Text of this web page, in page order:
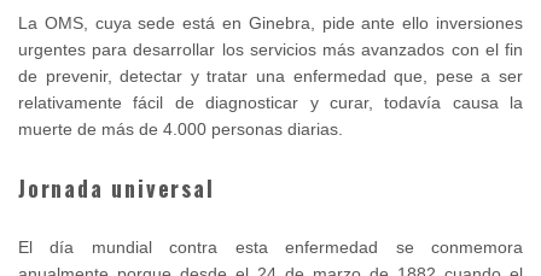
La OMS, cuya sede está en Ginebra, pide ante ello inversiones
urgentes para desarrollar los servicios más avanzados con el fin
de prevenir, detectar y tratar una enfermedad que, pese a ser
relativamente fácil de diagnosticar y curar, todavía causa la
muerte de más de 4.000 personas diarias.
Jornada universal
El día mundial contra esta enfermedad se conmemora